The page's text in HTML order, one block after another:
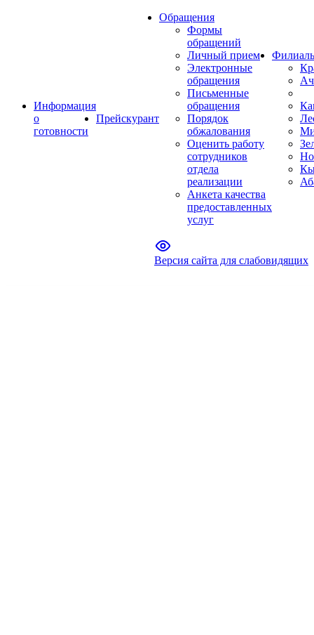
Информация
о
готовности
Прейскурант
Обращения
Формы
обращений
Личный прием
Электронные
обращения
Письменные
обращения
Порядок
обжалования
Оценить работу
сотрудников
отдела
реализации
Анкета качества
предоставленных
услуг
Версия сайта для слабовидящих